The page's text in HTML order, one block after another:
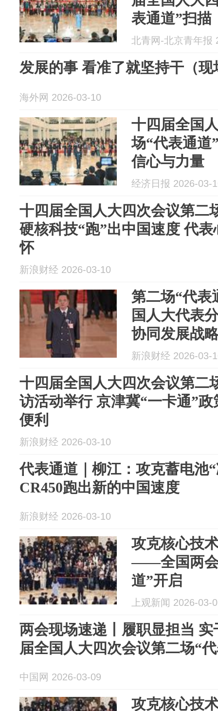
表通道”扫描
北青网-北京青年报
发展的事 看准了就坚持干（现
海外网 2026-03-10
十四届全国
场“代表通道
信心与力量
经济日报 2026-03-
十四届全国人大四次会议第二
硬核科技“跑”出中国速度 代
怀
新浪财经 2026-03-10
第二场“代表
国人大代表
协同发展战
新浪财经 2026-03-
十四届全国人大四次会议第二
访活动举行 京津冀“一卡通”
便利
新浪财经 2026-03-10
代表通道｜柳江：攻克蓄电池
CR450跑出新的中国速度
新浪财经 2026-03-10
攻克核心技
——全国两会
道”开启
上观新闻 2026-03-
两会现场速递丨履职显担当
届全国人大四次会议第二场“
中国网 2026-03-09
攻克核心技